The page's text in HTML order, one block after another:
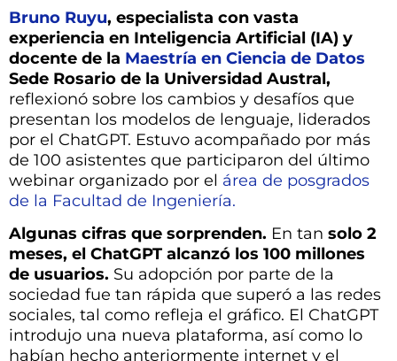
Bruno Ruyu, especialista con vasta
experiencia en Inteligencia Artificial (IA) y
docente de la Maestría en Ciencia de Datos
Sede Rosario de la Universidad Austral,
reflexionó sobre los cambios y desafíos que
presentan los modelos de lenguaje, liderados
por el ChatGPT. Estuvo acompañado por más
de 100 asistentes que participaron del último
webinar organizado por el área de posgrados
de la Facultad de Ingeniería.
Algunas cifras que sorprenden. En tan solo 2
meses, el ChatGPT alcanzó los 100 millones
de usuarios. Su adopción por parte de la
sociedad fue tan rápida que superó a las redes
sociales, tal como refleja el gráfico. El ChatGPT
introdujo una nueva plataforma, así como lo
habían hecho anteriormente internet y el